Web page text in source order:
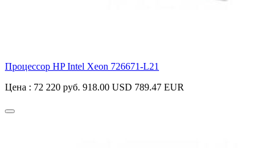
Процессор HP Intel Xeon 726671-L21
Цена : 72 220 руб. 918.00 USD 789.47 EUR